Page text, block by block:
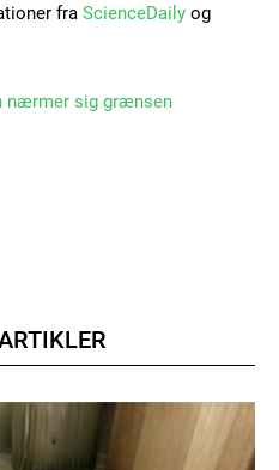
fra ScienceDaily og
nærmer sig grænsen